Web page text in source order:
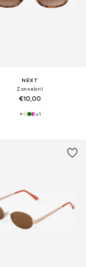
NEXT
Zonnebril
€10,00
+1